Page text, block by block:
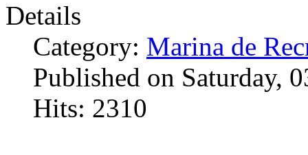
Details
Category: Marina de
Published on Saturday,
Hits: 2310